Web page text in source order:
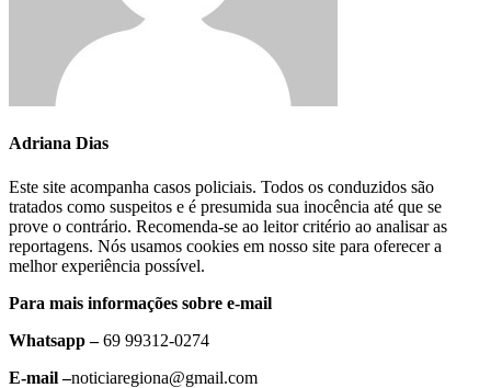
Adriana Dias
Este site acompanha casos policiais. Todos os conduzidos são
tratados como suspeitos e é presumida sua inocência até que se
prove o contrário. Recomenda-se ao leitor critério ao analisar as
reportagens. Nós usamos cookies em nosso site para oferecer a
melhor experiência possível.
Para mais informações sobre e-mail
Whatsapp –69 99312-0274
E-mail –noticiaregiona@gmail.com